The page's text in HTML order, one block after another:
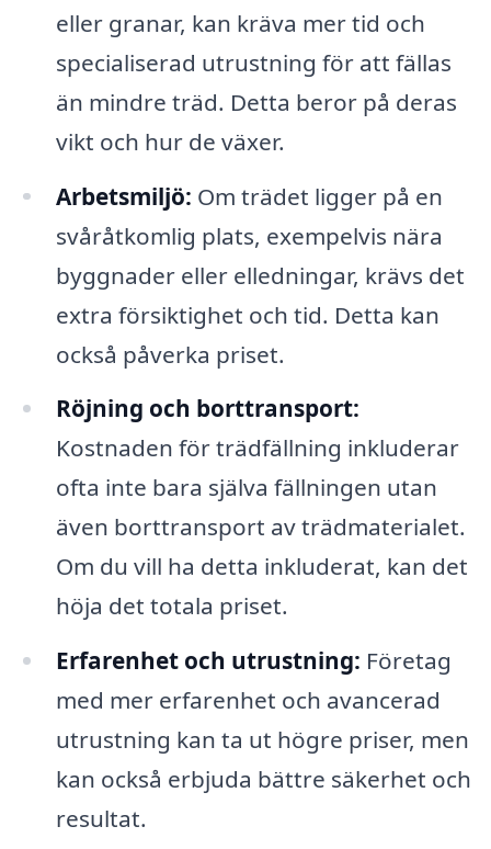
eller granar, kan kräva mer tid och
specialiserad utrustning för att fällas
än mindre träd. Detta beror på deras
vikt och hur de växer.
Arbetsmiljö: Om trädet ligger på en
svåråtkomlig plats, exempelvis nära
byggnader eller elledningar, krävs det
extra försiktighet och tid. Detta kan
också påverka priset.
Röjning och borttransport:
Kostnaden för trädfällning inkluderar
ofta inte bara själva fällningen utan
även borttransport av trädmaterialet.
Om du vill ha detta inkluderat, kan det
höja det totala priset.
Erfarenhet och utrustning: Företag
med mer erfarenhet och avancerad
utrustning kan ta ut högre priser, men
kan också erbjuda bättre säkerhet och
resultat.